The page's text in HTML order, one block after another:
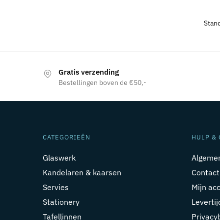
Gratis verzending
Bestellingen boven de €50,-
CATEGORIEËN
Glaswerk
Kandelaren & kaarsen
Servies
Stationery
Tafellinnen
HULP &
Contact
Mijn